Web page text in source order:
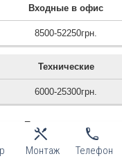
Монтаж Телефон
Входные в офис
8500-52250грн.
Технические
6000-25300грн.
Противопожарные
12100-14400грн.